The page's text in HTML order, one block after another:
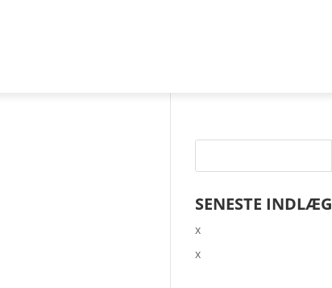
SENESTE INDLÆG
x
x